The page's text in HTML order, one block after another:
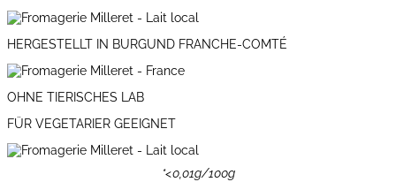
HERGESTELLT IN BURGUND FRANCHE-COMTÉ
OHNE TIERISCHES LAB
FÜR VEGETARIER GEEIGNET
*<0,01g/100g